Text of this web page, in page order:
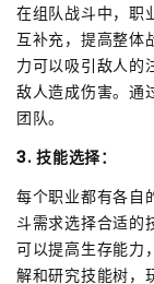
在组队战斗中，职
互补充，提高整体
力可以吸引敌人的
敌人造成伤害。通
团队。
3. 技能选择：
每个职业都有各自
斗需求选择合适的
可以提高生存能力
解和研究技能树，